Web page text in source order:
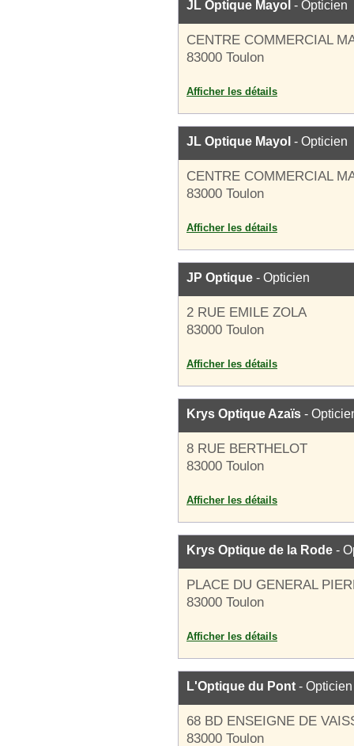
JL Optique Mayol - Opticien
CENTRE COMMERCIAL
83000 Toulon
Afficher les détails
JL Optique Mayol - Opticien
CENTRE COMMERCIAL
83000 Toulon
Afficher les détails
JP Optique - Opticien
2 RUE EMILE ZOLA
83000 Toulon
Afficher les détails
Krys Optique Azaïs -
8 RUE BERTHELOT
83000 Toulon
Afficher les détails
Krys Optique de la Rode -
PLACE DU GENERAL
83000 Toulon
Afficher les détails
L'Optique du Pont - Opticien
68 BD ENSEIGNE DE
83000 Toulon